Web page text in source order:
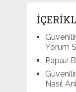
Yorum
Papaz
Nasıl